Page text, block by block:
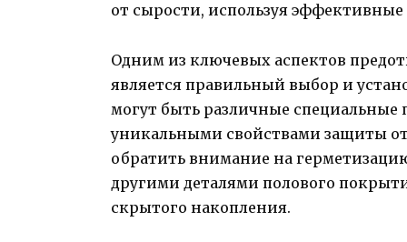
от сырости, используя
Одним из ключевых аспектов
является правильный выбор и
могут быть различные
уникальными свойствами защиты
обратить внимание на
другими деталями полового
скрытого накопления.